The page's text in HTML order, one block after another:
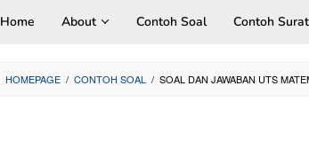
Home About Contoh Soal Contoh Surat
HOMEPAGE / CONTOH SOAL / SOAL DAN JAWABAN UTS